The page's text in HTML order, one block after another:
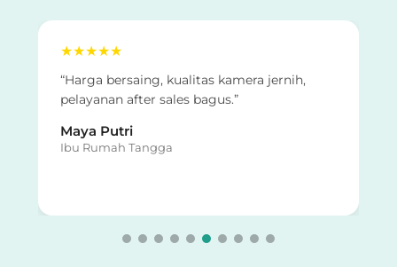
★★★★★
“Harga bersaing, kualitas kamera jernih,
pelayanan after sales bagus.”
Maya Putri
Ibu Rumah Tangga